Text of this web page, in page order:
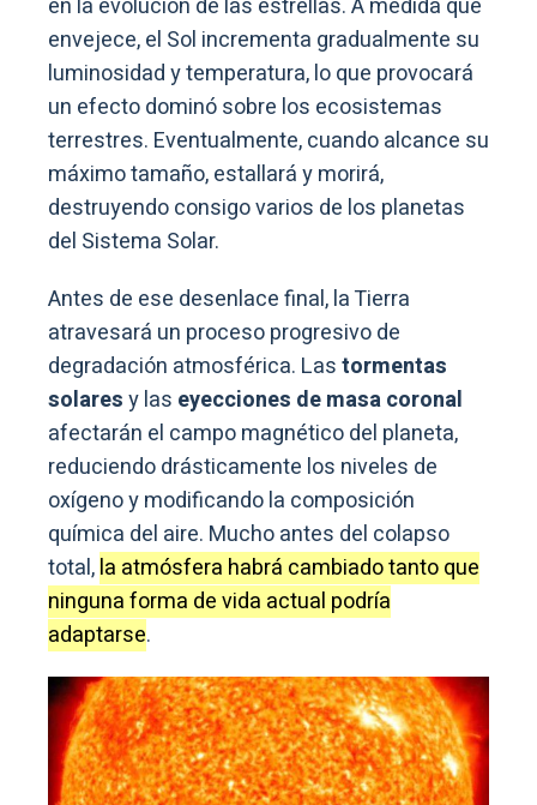
en la evolución de las estrellas. A medida que
envejece, el Sol incrementa gradualmente su
luminosidad y temperatura, lo que provocará
un efecto dominó sobre los ecosistemas
terrestres. Eventualmente, cuando alcance su
máximo tamaño, estallará y morirá,
destruyendo consigo varios de los planetas
del Sistema Solar.
Antes de ese desenlace final, la Tierra
atravesará un proceso progresivo de
degradación atmosférica. Lastormentas
solaresy las eyecciones de masa coronal
afectarán el campo magnético del planeta,
reduciendo drásticamente los niveles de
oxígeno y modificando la composición
química del aire. Mucho antes del colapso
total,la atmósfera habrá cambiado tanto que
ninguna forma de vida actual podría
adaptarse.